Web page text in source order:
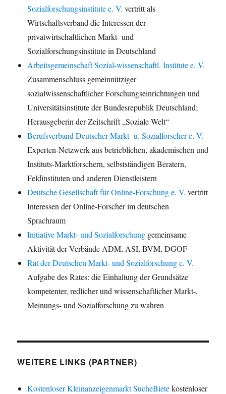
Sozialforschungsinstitute e. V. vertritt als
Wirtschaftsverband die Interessen der
privatwirtschaftlichen Markt- und
Sozialforschungsinstitute in Deutschland
Arbeitsgemeinschaft Sozial-wissenschaftl. Institute e. V.
Zusammenschluss gemeinnütziger
sozialwissenschaftlicher Forschungseinrichtungen und
Universitätsinstitute der Bundesrepublik Deutschland;
Herausgeberin der Zeitschrift „Soziale Welt“
Berufsverband Deutscher Markt- u. Sozialforscher e. V.
Experten-Netzwerk aus betrieblichen, akademischen und
Instituts-Marktforschern, selbstständigen Beratern,
Feldinstituten und anderen Dienstleistern
Deutsche Gesellschaft für Online-Forschung e. V. vertritt
Interessen der Online-Forscher im deutschen
Sprachraum
Initiative Markt- und Sozialforschung gemeinsame
Aktivität der Verbände ADM, ASI, BVM, DGOF
Rat der Deutschen Markt- und Sozialforschung e. V.
Aufgabe des Rates: die Einhaltung der Grundsätze
kompetenter, redlicher und wissenschaftlicher Markt-,
Meinungs- und Sozialforschung zu wahren
WEITERE LINKS (PARTNER)
Kostenloser Kleinanzeigenmarkt SucheBietekostenloser